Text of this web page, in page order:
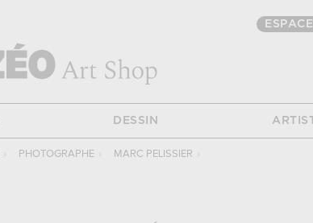
DESSIN
› PHOTOGRAPHE › MARC PELISSIER ›